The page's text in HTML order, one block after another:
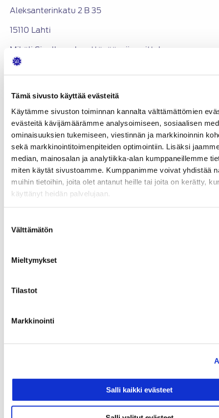
Tämä sivusto käyttää evästeitä
Käytämme sivuston toiminnan kannalta välttämättömien
evästeitä kävijämäärämme analysoimiseen, sosiaalisen
ominaisuuksien tukemiseen, viestinnän ja markkinoinnin
sekä markkinointitoimenpiteiden optimointiin. Lisäksi
median, mainosalan ja analytiikka-alan kumppaneillemme
miten käytät sivustoamme. Kumppanimme voivat yhdistää
muihin tietoihin, joita olet antanut heille tai joita on kerätty,
käyttänyt heidän palvelujaan.
valinta
Välttämätön
Mieltymykset
Tilastot
Markkinointi
Salli kaikki evästeet
Aleksanterinkatu 2 B 35
15110 Lahti
Mikäli Sinulle on kysyttävää, niin soittele.
Ilmoitathan mahdollisen sähköpostiosoitteesi
Mailille, jos sait tämän jäsenkirjeen postitse. Toki
myös kirjeposti on mahdollinen, mutta sähköposti
olisi ensisijainen kustannussyistä ja informaation
parantamiseksi tulevaisuudessa. Kiitos
ilmoituksestasi!
NIMEN-, OSOITTEEN- TAI
SÄHKÖPOSTIOSOITTEEN MUUTOKSET
nimi- tai osoitetietosi tai sähköpostiosoitetietosi
ARPAJAISVOITOT
toimittaa Kristiinalle tai Mailille